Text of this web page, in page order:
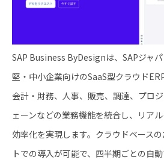
SAP Business ByDesignは、SAPジャ
堅・中小企業向けのSaaS型クラウド
会計・財務、人事、販売、調達、プロ
ェーンなどの業務機能を統合し、リア
効率化を実現します。​クラウドベース
トでの導入が可能で、四半期ごとの自